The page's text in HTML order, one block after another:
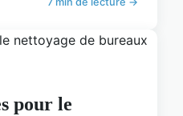
pour le